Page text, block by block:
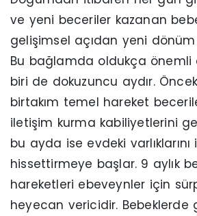
ve yeni beceriler kazanan
gelişimsel açıdan yeni
Bu bağlamda oldukça
biri de dokuzuncu aydır.
birtakım temel hareket
iletişim kurma kabiliyetlerini
bu ayda ise evdeki
hissettirmeye başlar. 9 aylık
hareketleri ebeveynler için
heyecan vericidir. Bebeklerde